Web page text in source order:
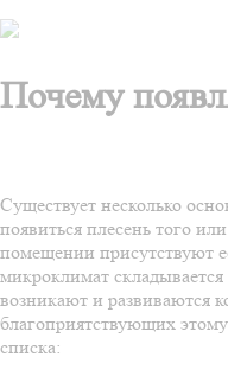
Почему
Существует несколько
появиться плесень того
помещении присутствуют
микроклимат
возникают и развиваются
благоприятствующих
списка: